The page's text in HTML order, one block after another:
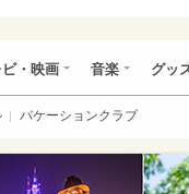
ビ・映画 音楽 グッ
バケーションクラブ